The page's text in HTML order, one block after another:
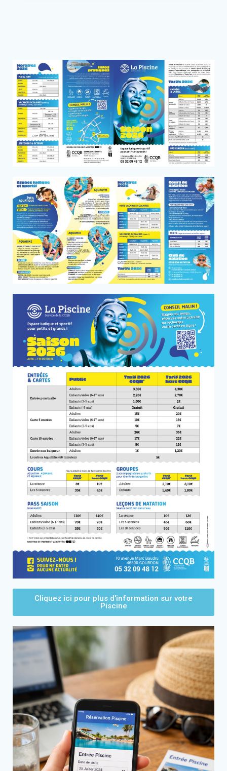
Cliquez ici pour plus d'information sur votre
Piscine